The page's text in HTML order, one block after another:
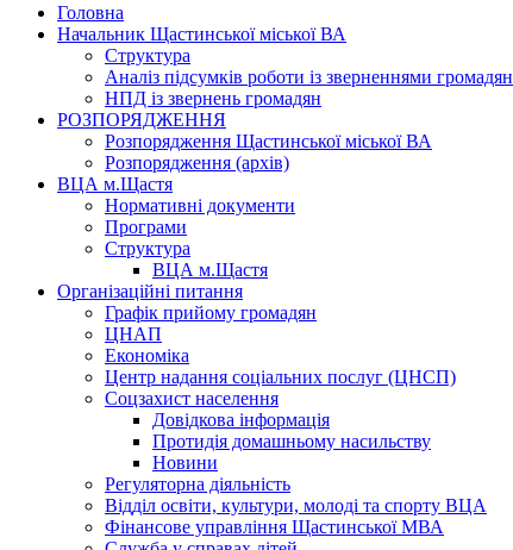
Головна
Начальник Щастинської міської ВА
Структура
Аналіз підсумків роботи із зверненнями громадян
НПД із звернень громадян
РОЗПОРЯДЖЕННЯ
Розпорядження Щастинської міської ВА
Розпорядження (архів)
ВЦА м.Щастя
Нормативні документи
Програми
Структура
ВЦА м.Щастя
Організаційні питання
Графік прийому громадян
ЦНАП
Економіка
Центр надання соціальних послуг (ЦНСП)
Соцзахист населення
Довідкова інформація
Протидія домашньому насильству
Новини
Регуляторна діяльність
Відділ освіти, культури, молоді та спорту ВЦА
Фінансове управління Щастинської МВА